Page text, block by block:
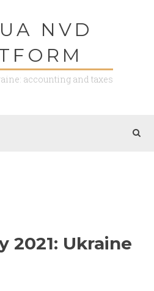
NVD
accounting and taxes
2021: Ukraine